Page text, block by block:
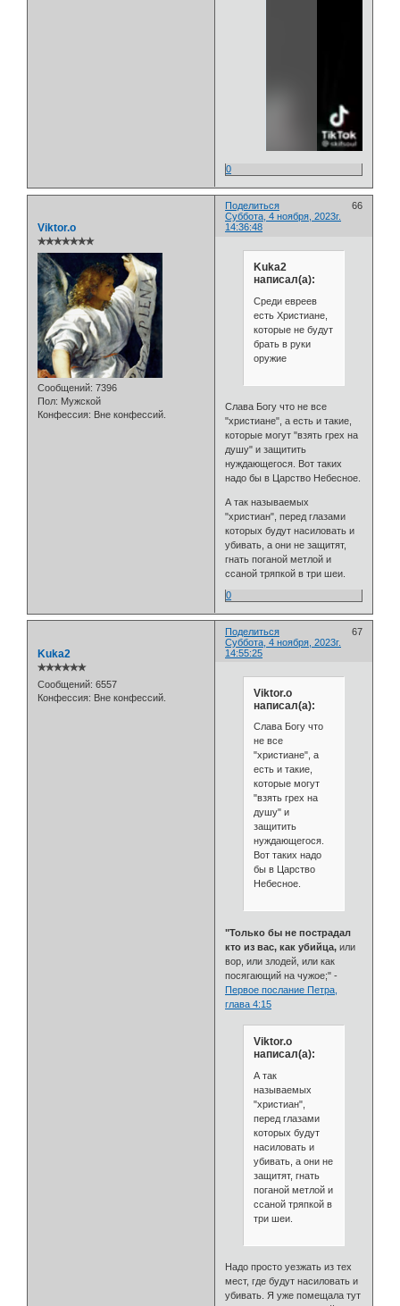
0
Поделиться
66
Суббота, 4 ноября, 2023г.
14:36:48
Viktor.o
✯✯✯✯✯✯✯
Сообщений: 7396
Пол: Мужской
Конфессия: Вне конфессий.
Kuka2
написал(а):
Среди евреев
есть Христиане,
которые не будут
брать в руки
оружие
Слава Богу что не все
"христиане", а есть и такие,
которые могут "взять грех на
душу" и защитить
нуждающегося. Вот таких
надо бы в Царство Небесное.
А так называемых
"христиан", перед глазами
которых будут насиловать и
убивать, а они не защитят,
гнать поганой метлой и
ссаной тряпкой в три шеи.
0
Поделиться
67
Суббота, 4 ноября, 2023г.
14:55:25
Kuka2
✯✯✯✯✯✯
Сообщений: 6557
Конфессия: Вне конфессий.
Viktor.o
написал(а):
Слава Богу что
не все
"христиане", а
есть и такие,
которые могут
"взять грех на
душу" и
защитить
нуждающегося.
Вот таких надо
бы в Царство
Небесное.
"Только бы не пострадал
кто из вас, как убийца,или
вор, или злодей, или как
посягающий на чужое;" -
Первое послание Петра,
глава 4:15
Viktor.o
написал(а):
А так
называемых
"христиан",
перед глазами
которых будут
насиловать и
убивать, а они не
защитят, гнать
поганой метлой и
ссаной тряпкой в
три шеи.
Надо просто уезжать из тех
мест, где будут насиловать и
убивать. Я уже помещала тут